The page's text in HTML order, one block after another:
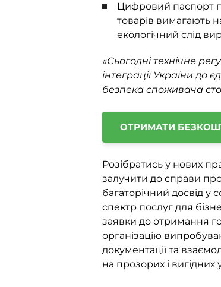
Цифровий паспорт
товарів вимагають
екологічний слід
«Сьогодні технічне
інтеграції України до
безпека споживача
ОТРИМАТИ
Розібратись у нових
залучити до справи
багаторічний досвід у
спектр послуг для
заявки до отримання
організацію
документації та
на прозорих і вигідних